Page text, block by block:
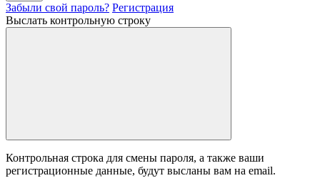
Забыли свой пароль? Регистрация
Выслать контрольную строку
Контрольная строка для смены пароля, а также ваши
регистрационные данные, будут высланы вам на email.